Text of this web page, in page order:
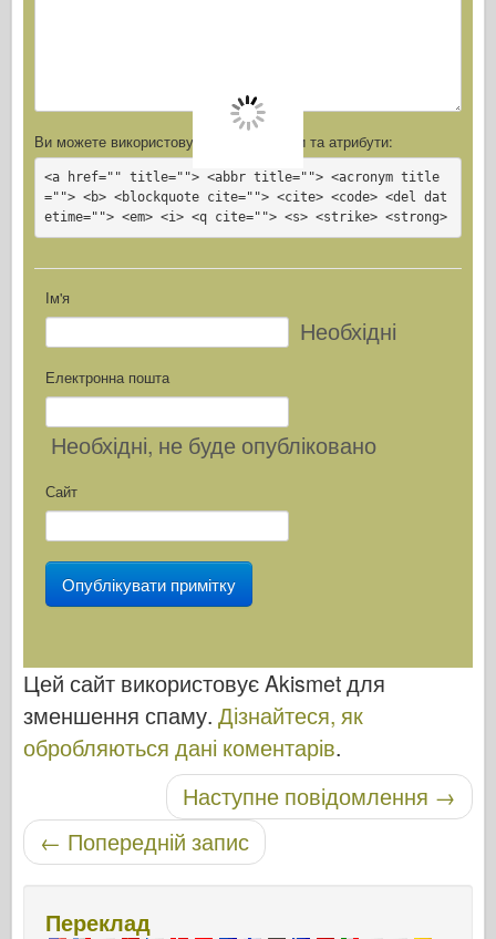
Ви можете використовувати ці теги та атрибути:
<a href="" title=""> <abbr title=""> <acronym title
=""> <b> <blockquote cite=""> <cite> <code> <del dat
etime=""> <em> <i> <q cite=""> <s> <strike> <strong>
Ім'я
Необхідні
Електронна пошта
Необхідні, не буде опубліковано
Сайт
Цей сайт використовує Akismet для
зменшення спаму. Дізнайтеся, як
обробляються дані коментарів.
Навігація по постуНаступне повідомлення →
← Попередній запис
Переклад